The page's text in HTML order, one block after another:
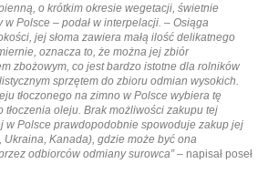
o krótkim okresie wegetacji, świetnie
Polsce – podał w interpelacji. – Osiąga
jej słoma zawiera małą ilość delikatnego
oznacza to, że można jej zbiór
zbożowym, co jest bardzo istotne dla rolników
sprzętem do zbioru odmian wysokich.
tłoczonego na zimno w Polsce wybiera tę
oleju. Brak możliwości zakupu tej
w Polsce prawdopodobnie spowoduje zakup jej
Kanada), gdzie może być ona
odbiorców odmiany surowca”– napisał poseł